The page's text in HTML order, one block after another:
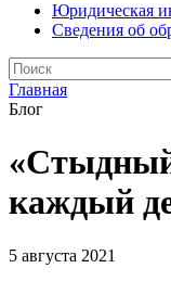
Юридическая
Сведения об
Главная
Блог
каждый
5 августа 2021